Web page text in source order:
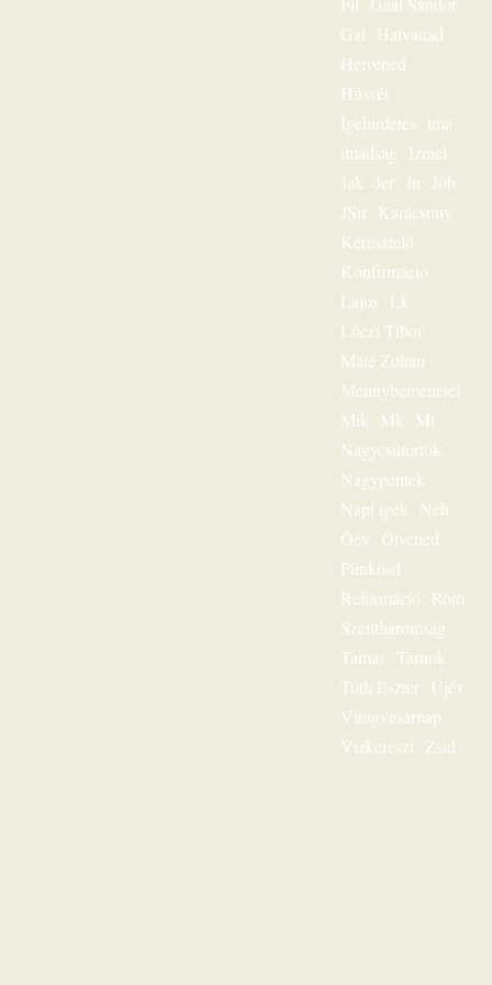
Gal Hatvanad
Hetvened
Húsvét
Igehirdetés
ima
imádság
Izrael
Jak
Jer Jn
Jób
JSir Karácsony
Keresztelő
Konfirmáció
Lajos Lk
Lóczi Tibor
Máté Zoltán
Mennybemenetel
Mik
Mk
Mt
Nagycsütörtök
Nagypéntek
Napi igék
Neh
Óév Ötvened
Pünkösd
Reformáció Róm
Szentháromság
Tamás Tárnok
Tóth Eszter Újév
Virágvasárnap
Vízkereszt Zsid